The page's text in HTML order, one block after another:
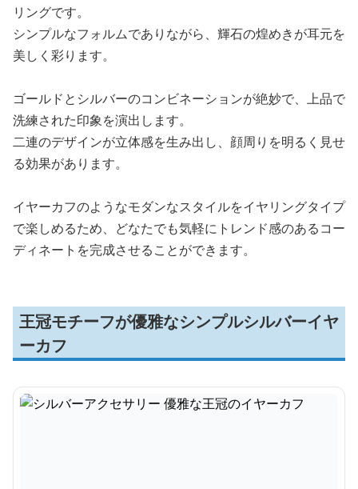
リングです。
シンプルなフォルムでありながら、輝石の煌めきが耳元を
美しく彩ります。
ゴールドとシルバーのコンビネーションが絶妙で、上品で
洗練された印象を演出します。
二連のデザインが立体感を生み出し、顔周りを明るく見せ
る効果があります。
イヤーカフのようなモダンなスタイルをイヤリングタイプ
で楽しめるため、どなたでも気軽にトレンド感のあるコー
ディネートを完成させることができます。
王冠モチーフが優雅なシンプルシルバーイヤ
ーカフ